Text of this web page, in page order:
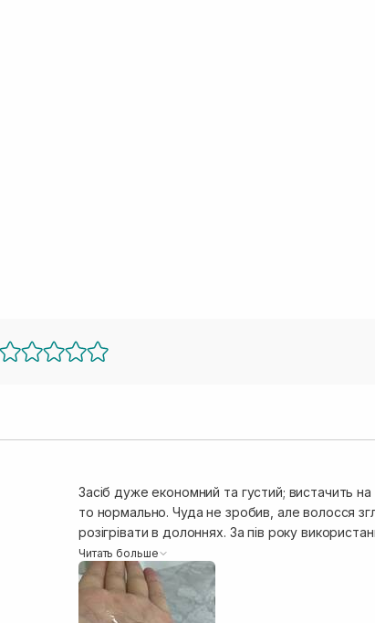
Засіб дуже економний та густий; вистачить
то нормально. Чуда не зробив, але волосся
розігрівати в долоннях. За пів року
волосся; особлива увага кінчикам.
Читать больше